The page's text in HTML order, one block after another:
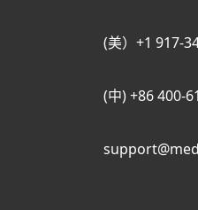
(美）+1 917-
(中) +86 400-